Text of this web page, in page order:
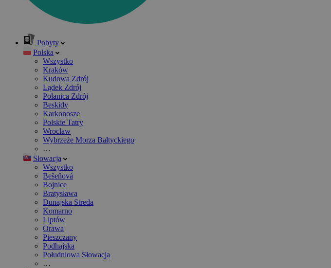
Pobyty
Polska
Wszystko
Kraków
Kudowa Zdrój
Lądek Zdrój
Polanica Zdrój
Beskidy
Karkonosze
Polskie Tatry
Wrocław
Wybrzeże Morza Bałtyckiego
…
Słowacja
Wszystko
Bešeňová
Bojnice
Bratysława
Dunajska Streda
Komarno
Liptów
Orawa
Pieszczany
Podhajska
Południowa Słowacja
…